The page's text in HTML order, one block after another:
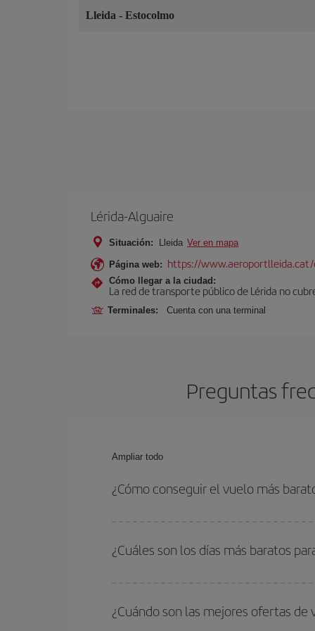
Lleida - Estocolmo
Lérida-Alguaire
Situación: Lleida Ver en mapa
Página web: https://
Cómo llegar a la ciudad:
La red de transporte público de Lérida no
Terminales: Cuenta con una terminal
Preguntas
Ampliar todo
¿Cómo conseguir el vuelo más
vuelta. Además, si no tienes decidido un
¿Cuáles son los días más baratos
quieres ir y en qué fechas habías pensado
para que puedas encontrar la mejor oferta.
¿Cuándo son las mejores ofertas de